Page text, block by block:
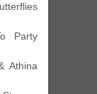
Party
Athina